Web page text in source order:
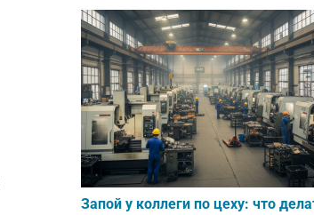
Запой у коллеги по цеху: что